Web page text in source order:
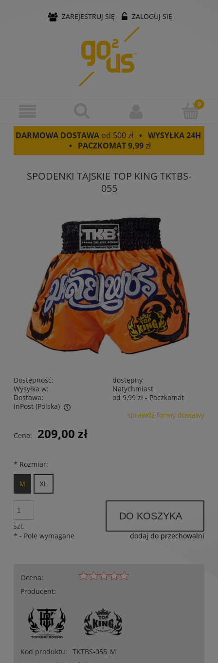
ZAREJESTRUJ SIĘ ZALOGUJ SIĘ
DARMOWA DOSTAWA od 500 zł• WYSYŁKA 24H
• PACZKOMAT9,99zł
SPODENKI TAJSKIE TOP KING TKTBS-
055
Dostępność:
dostępny
Wysyłka w:
Natychmiast
Dostawa:
od 9,99 zł - Paczkomat
InPost (Polska)
Cena nie zawiera ewentualnych kosztów płatności
sprawdź formy dostawy
Cena: 209,00 zł
* Rozmiar:
M XL
szt.
DO KOSZYKA
dodaj do przechowalni
* - Pole wymagane
Ocena:
Producent:
Kod produktu:
TKTBS-055_M